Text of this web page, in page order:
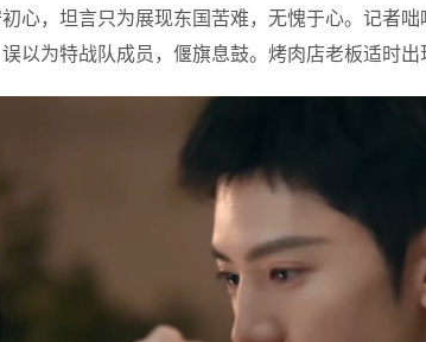
心，坦言只为展现东国苦难，无愧于心。记者
以为特战队成员，偃旗息鼓。烤肉店老板适时出